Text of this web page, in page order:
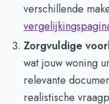
verschillende
Zorgvuldige
wat jouw woning
relevante
realistische